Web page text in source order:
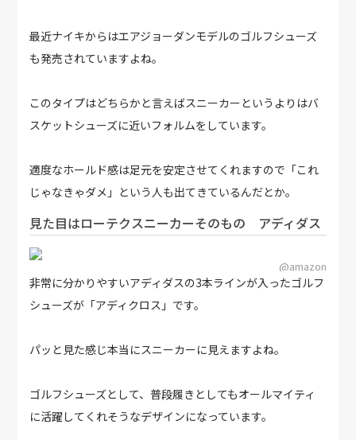
最近ナイキからはエアジョーダンモデルのゴルフシューズ
も発売されていますよね。
このタイプはどちらかと言えばスニーカーというよりはバ
スケットシューズに近いフォルムをしています。
適度なホールド感は足元を安定させてくれますので「これ
じゃなきゃダメ」という人も出てきているんだとか。
見た目はローテクスニーカーそのもの アディダス
@amazon
非常に分かりやすいアディダスの3本ラインが入ったゴルフ
シューズが「アディクロス」です。
パッと見た感じ本当にスニーカーに見えますよね。
ゴルフシューズとして、普段履きとしてもオールマイティ
に活躍してくれそうなデザインになっています。